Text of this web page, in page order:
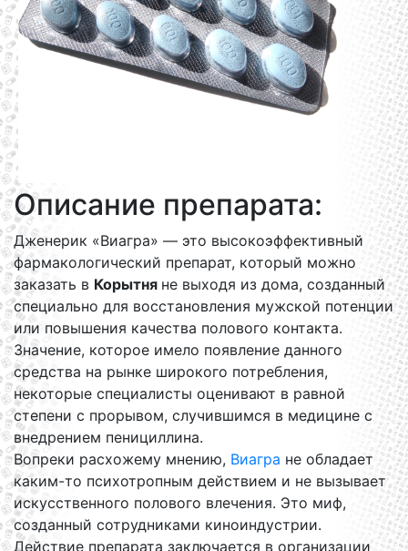
Описание препарата:
Дженерик «Виагра» — это высокоэффективный
фармакологический препарат, который можно
заказать в Корытня не выходя из дома, созданный
специально для восстановления мужской потенции
или повышения качества полового контакта.
Значение, которое имело появление данного
средства на рынке широкого потребления,
некоторые специалисты оценивают в равной
степени с прорывом, случившимся в медицине с
внедрением пенициллина.
Вопреки расхожему мнению, Виагра не обладает
каким-то психотропным действием и не вызывает
искусственного полового влечения. Это миф,
созданный сотрудниками киноиндустрии.
Действие препарата заключается в организации